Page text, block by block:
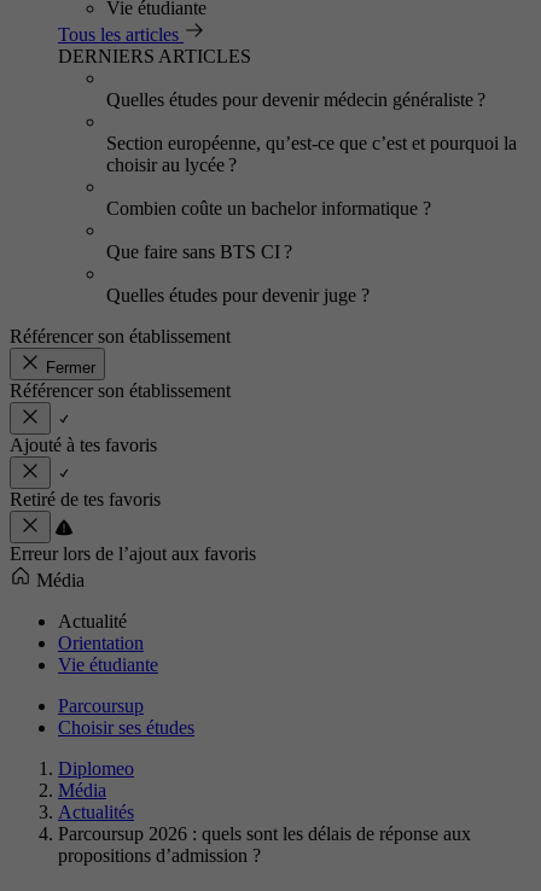
Vie étudiante
Tous les articles
DERNIERS ARTICLES
Quelles études pour devenir médecin généraliste ?
Section européenne, qu’est-ce que c’est et pourquoi la
choisir au lycée ?
Combien coûte un bachelor informatique ?
Que faire sans BTS CI ?
Quelles études pour devenir juge ?
Référencer son établissement
Fermer
Référencer son établissement
Ajouté à tes favoris
Retiré de tes favoris
Erreur lors de l’ajout aux favoris
Média
Actualité
Orientation
Vie étudiante
Parcoursup
Choisir ses études
Diplomeo
Média
Actualités
Parcoursup 2026 : quels sont les délais de réponse aux
propositions d’admission ?